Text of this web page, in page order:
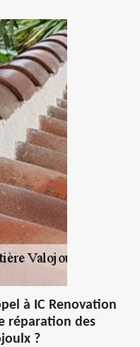
à IC Renovation
réparation des
?